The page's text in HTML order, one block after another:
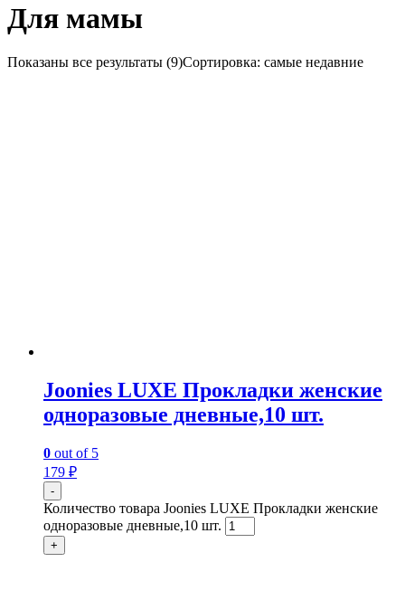
Для мамы
Показаны все результаты (9)Сортировка: самые недавние
Joonies LUXE Прокладки женские
одноразовые дневные,10 шт.
0 out of 5
179 ₽
-
Количество товара Joonies LUXE Прокладки женские
одноразовые дневные,10 шт.
+